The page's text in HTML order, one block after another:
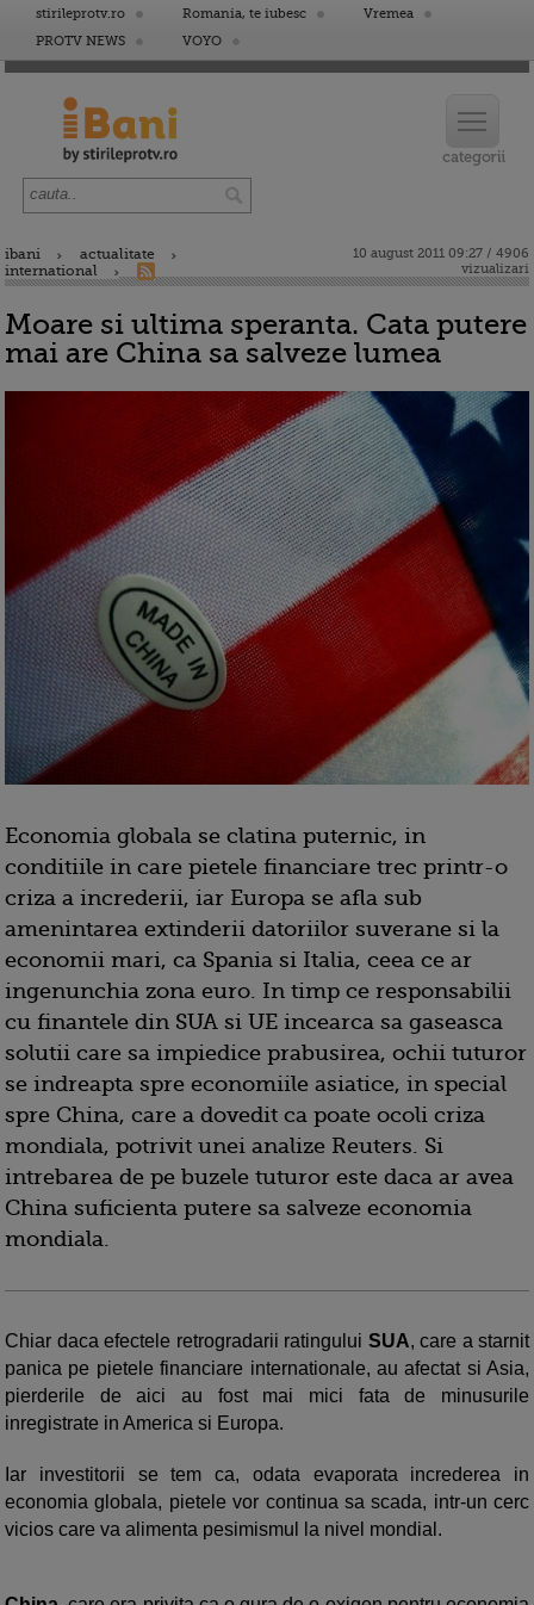
stirileprotv.ro Romania, te iubesc
Vremea
PROTV NEWS
VOYO
ibani
actualitate
international
10 august 2011 09:27 / 4906
vizualizari
Moare si ultima speranta. Cata putere
mai are China sa salveze lumea
Economia globala se clatina puternic, in
conditiile in care pietele financiare trec printr-o
criza a increderii, iar Europa se afla sub
amenintarea extinderii datoriilor suverane si la
economii mari, ca Spania si Italia, ceea ce ar
ingenunchia zona euro. In timp ce responsabilii
cu finantele din SUA si UE incearca sa gaseasca
solutii care sa impiedice prabusirea, ochii tuturor
se indreapta spre economiile asiatice, in special
spre China, care a dovedit ca poate ocoli criza
mondiala, potrivit unei analize Reuters. Si
intrebarea de pe buzele tuturor este daca ar avea
China suficienta putere sa salveze economia
mondiala.
Chiar daca efectele retrogradarii ratingului SUA, care a starnit
panica pe pietele financiare internationale, au afectat si Asia,
pierderile de aici au fost mai mici fata de minusurile
inregistrate in America si Europa.
Iar investitorii se tem ca, odata evaporata increderea in
economia globala, pietele vor continua sa scada, intr-un cerc
vicios care va alimenta pesimismul la nivel mondial.